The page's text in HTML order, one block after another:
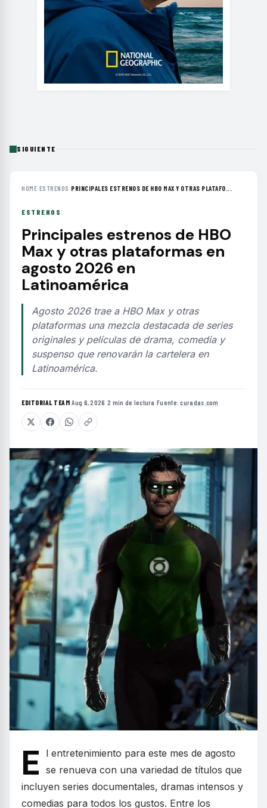
SIGUIENTE
HOME›ESTRENOS ›PRINCIPALES ESTRENOS DE HBO MAX Y OTRAS PLATAFO...
ESTRENOS
Principales estrenos de HBO
Max y otras plataformas en
agosto 2026 en
Latinoamérica
Agosto 2026 trae a HBO Max y otras
plataformas una mezcla destacada de series
originales y películas de drama, comedia y
suspenso que renovarán la cartelera en
Latinoamérica.
EDITORIAL TEAM·Aug 6, 2026 ·2 min de lectura ·Fuente:curadas.com
E
l entretenimiento para este mes de agosto
se renueva con una variedad de títulos que
incluyen series documentales, dramas intensos y
comedias para todos los gustos. Entre los